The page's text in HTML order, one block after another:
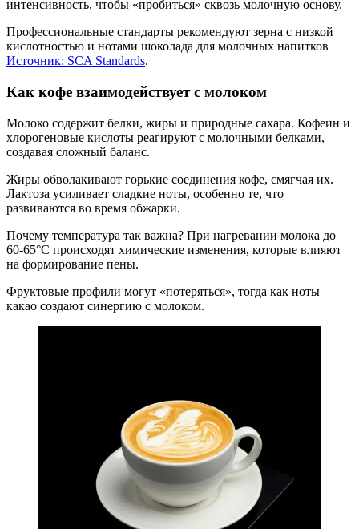
интенсивность, чтобы «пробиться» сквозь молочную основу.
Профессиональные стандарты рекомендуют зерна с низкой
кислотностью и нотами шоколада для молочных напитков
Источник: SCA Standards.
Как кофе взаимодействует с молоком
Молоко содержит белки, жиры и природные сахара. Кофеин и
хлорогеновые кислоты реагируют с молочными белками,
создавая сложный баланс.
Жиры обволакивают горькие соединения кофе, смягчая их.
Лактоза усиливает сладкие ноты, особенно те, что
развиваются во время обжарки.
Почему температура так важна? При нагревании молока до
60-65°C происходят химические изменения, которые влияют
на формирование пены.
Фруктовые профили могут «потеряться», тогда как ноты
какао создают синергию с молоком.